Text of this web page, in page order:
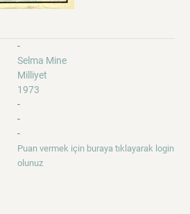
-
Selma Mine
Milliyet
1973
-
-
-
Puan vermek için buraya tıklayarak login
olunuz